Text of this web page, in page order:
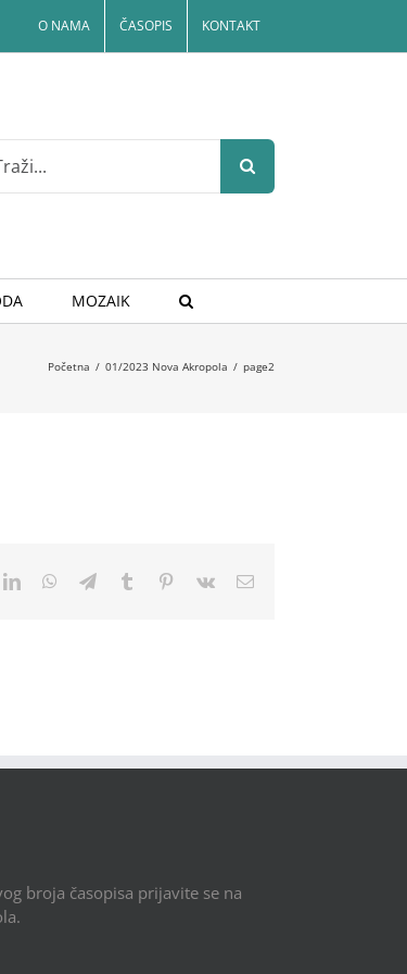
O NAMA ČASOPIS KONTAKT
MOZAIK
Početna / 01/2023 Nova Akropola / page2
LinkedInWhatsApp
TelegramTumblr Pinterest
Vk Email
broja časopisa prijavite se na